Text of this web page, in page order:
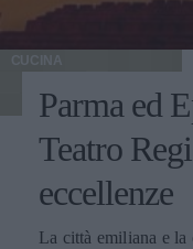
CUCINA
Parma ed
Teatro
eccellenze
La città emiliana e la